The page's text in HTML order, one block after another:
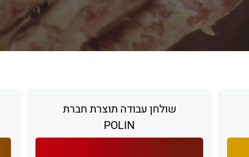
שולחן עבודה תוצרת חברת
POLIN